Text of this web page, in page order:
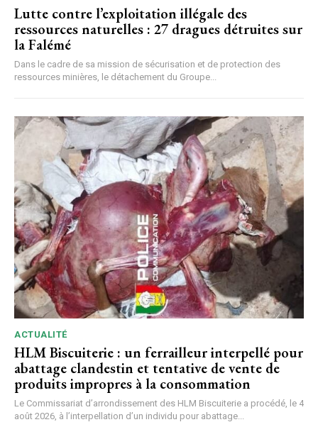
Lutte contre l’exploitation illégale des
ressources naturelles : 27 dragues détruites sur
la Falémé
Dans le cadre de sa mission de sécurisation et de protection des
ressources minières, le détachement du Groupe...
ACTUALITÉ
HLM Biscuiterie : un ferrailleur interpellé pour
abattage clandestin et tentative de vente de
produits impropres à la consommation
Le Commissariat d’arrondissement des HLM Biscuiterie a procédé, le 4
août 2026, à l’interpellation d’un individu pour abattage...